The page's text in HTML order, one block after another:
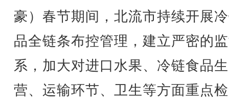
豪）春节期间，北流市持续开展
品全链条布控管理，建立严密的
系，加大对进口水果、冷链食品
营、运输环节、卫生等方面重点